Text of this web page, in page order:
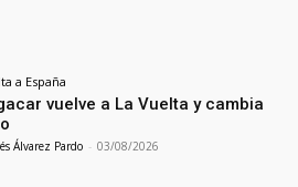
a España
vuelve a La Vuelta y cambia
Álvarez Pardo - 03/08/2026